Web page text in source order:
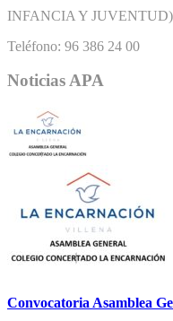
INFANCIA Y
Teléfono: 96 386 24 00
Noticias APA
Convocatoria Asamblea